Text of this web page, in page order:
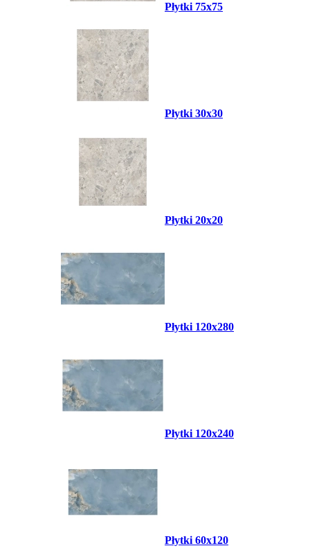
Płytki 75x75
Płytki 30x30
Płytki 20x20
Płytki 120x280
Płytki 120x240
Płytki 60x120